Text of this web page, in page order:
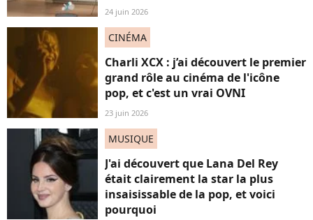
24 juin 2026
CINÉMA
Charli XCX : j’ai découvert le premier
grand rôle au cinéma de l'icône
pop, et c'est un vrai OVNI
23 juin 2026
MUSIQUE
J'ai découvert que Lana Del Rey
était clairement la star la plus
insaisissable de la pop, et voici
pourquoi